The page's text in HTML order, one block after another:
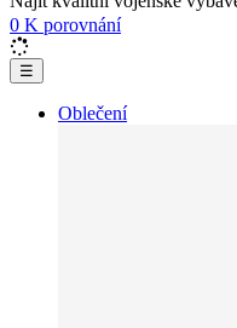
0 K porovnání
☰
Oblečení